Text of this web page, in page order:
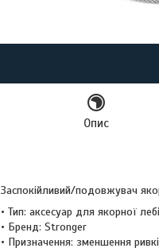
Опис
Заспокійливий/подовжувач
• Тип: аксесуар для якорної
• Бренд: Stronger
• Призначення: зменшення